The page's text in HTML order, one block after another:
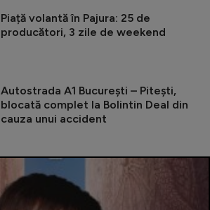
Piață volantă în Pajura: 25 de
producători, 3 zile de weekend
Autostrada A1 București – Pitești,
blocată complet la Bolintin Deal din
cauza unui accident